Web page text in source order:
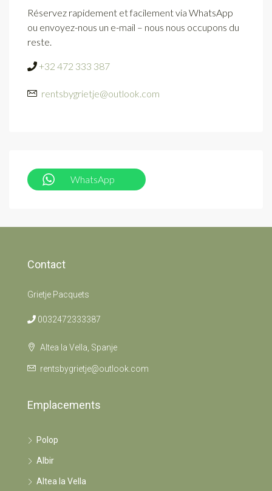
Réservez rapidement et facilement via WhatsApp
ou envoyez-nous un e-mail – nous nous occupons du
reste.
+32 472 333 387
rentsbygrietje@outlook.com
WhatsApp
Contact
Grietje Pacquets
0032472333387
Altea la Vella, Spanje
rentsbygrietje@outlook.com
Emplacements
Polop
Albir
Altea la Vella